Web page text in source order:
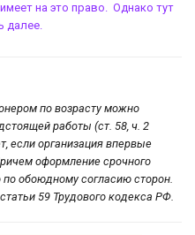
на это право. Однако тут
далее.
по возрасту можно
работы (ст. 58, ч. 2
если организация впервые
оформление срочного
обоюдному согласию сторон.
59 Трудового кодекса РФ.